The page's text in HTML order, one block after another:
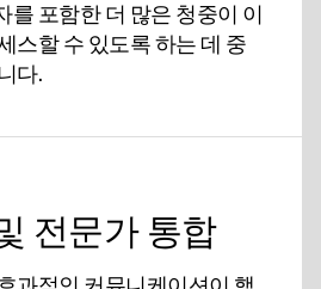
를 포함한 더 많은 청중이 이
스할 수 있도록 하는 데 중
다.
전문가 통합